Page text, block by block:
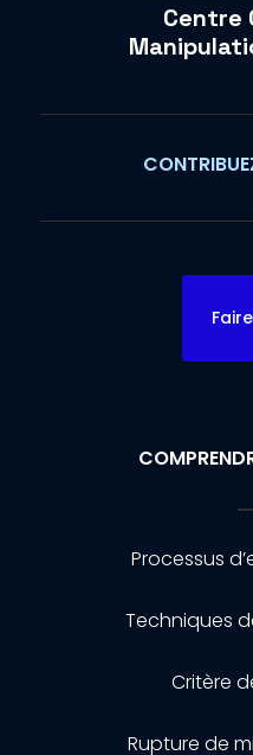
Centre
Processus
Techniques
Critère
Rupture de